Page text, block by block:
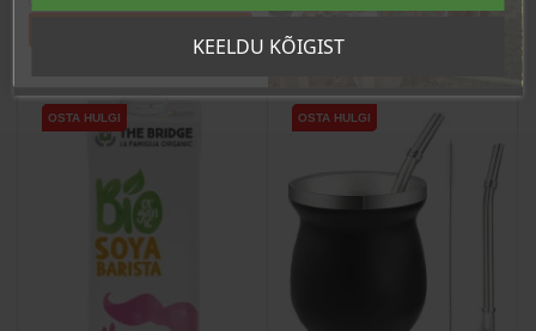
OSTA HULGI
OSTA HULGI OSTA HULGI
OSTA HULGI
OSTA HULGI
KEELDU KÕIGIST